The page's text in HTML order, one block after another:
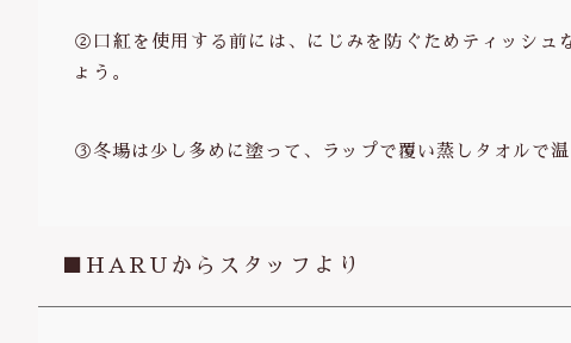
②口紅を使用する前には、にじみを防ぐためティッシュ
ょう。
③冬場は少し多めに塗って、ラップで覆い蒸しタオルで温
■HARUからスタッフより